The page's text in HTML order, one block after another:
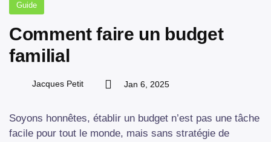
Guide
Comment faire un budget
familial
Jacques Petit Jan 6, 2025
Soyons honnêtes, établir un budget n’est pas une tâche
facile pour tout le monde, mais sans stratégie de